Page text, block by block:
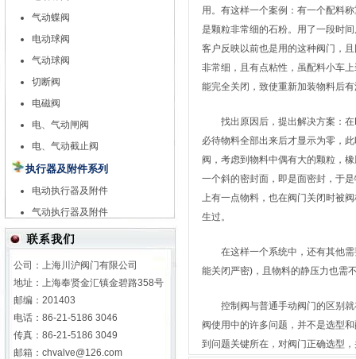
气动蝶阀
电动球阀
气动球阀
切断阀
电磁阀
电、气动闸阀
电、气动截止阀
执行器及附件系列
电动执行器及附件
气动执行器及附件
公司：上海川沪阀门有限公司
地址：上海奉贤金汇镇金碧路358号
邮编：201403
电话：86-21-5186 3046
传真：86-21-5186 3049
邮箱： chvalve@126.com
用。有这样一个案例：有一个配料
是颗粒非常细的石粉。用了一段时
客户反映以前也是用的这种阀门，
非常细，且有点粘性，虽配料小车
能完全关闭，致使重新加装物料后
找出原因后，提出解决方案：在
必待物料全部出来后才显示为零，
阀，考虑到物料中偶有大的颗粒，
一个斜的密封面，即是面密封，于
上有一点物料，也在阀门关闭时被
生过。
在这样一个系统中，还有其他需
能关闭严密)，且物料的静压力也需
控制阀与普通手动阀门的区别就
阀使用中的许多问题，并不是选型
到问题关键所在，对阀门正确选型